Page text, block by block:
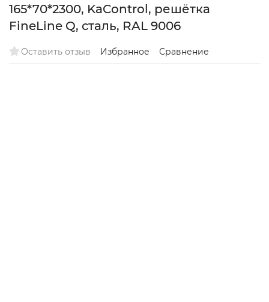
165*70*2300, KaControl, решётка
FineLine Q, сталь, RAL 9006
Оставить отзыв Избранное Сравнение